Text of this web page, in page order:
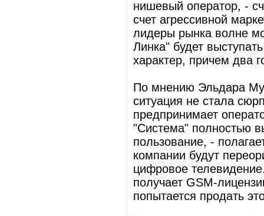
нишевый оператор, -
счет агрессивной
лидеры рынка волне
Линка" будет
характер, причем два
По мнению Эльдара
ситуация не стала
предпринимает
"Система" полностью
пользование, -
компании будут
цифровое
получает GSM-
попытается продать